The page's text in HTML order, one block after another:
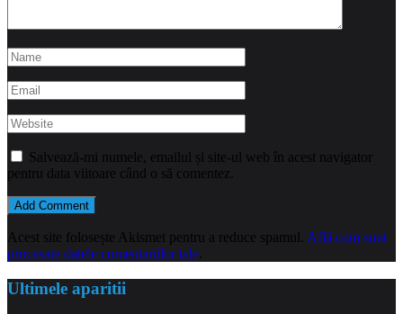
Salvează-mi numele, emailul și site-ul web în acest navigator
pentru data viitoare când o să comentez.
Acest site folosește Akismet pentru a reduce spamul. Află cum sunt
procesate datele comentariilor tale
Ultimele aparitii